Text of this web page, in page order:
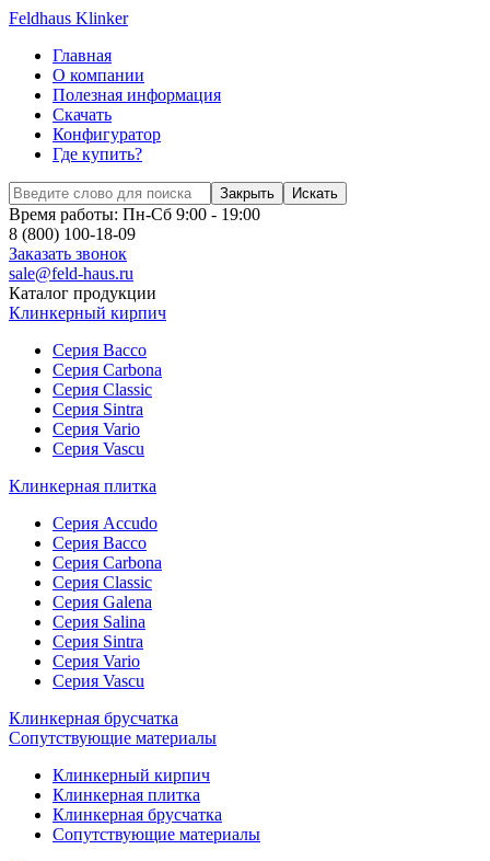
Feldhaus Klinker
Главная
О компании
Полезная информация
Скачать
Конфигуратор
Где купить?
Закрыть Искать
Время работы: Пн-Сб 9:00 - 19:00
8 (800) 100-18-09
Заказать звонок
sale@feld-haus.ru
Каталог продукции
Клинкерный кирпич
Cерия Bacco
Cерия Carbona
Cерия Classic
Cерия Sintra
Cерия Vario
Cерия Vascu
Клинкерная плитка
Cерия Accudo
Cерия Bacco
Cерия Carbona
Cерия Classic
Серия Galena
Cерия Salina
Cерия Sintra
Cерия Vario
Cерия Vascu
Клинкерная брусчатка
Сопутствующие материалы
Клинкерный кирпич
Клинкерная плитка
Клинкерная брусчатка
Сопутствующие материалы